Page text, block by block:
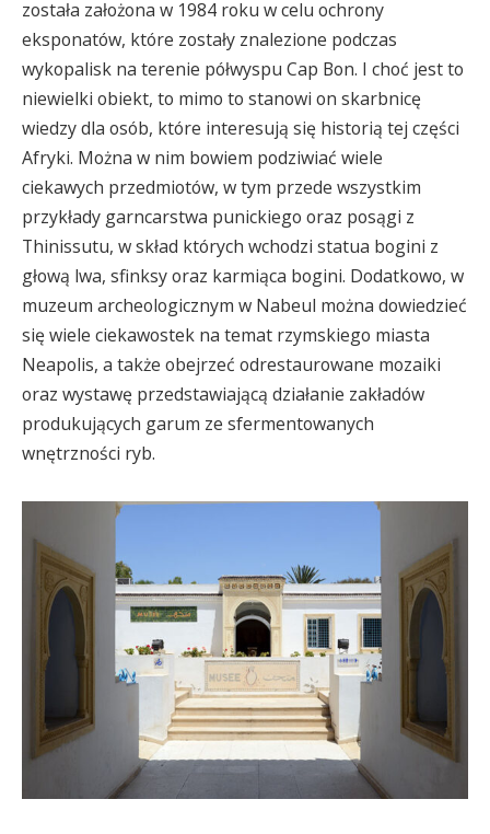
została założona w 1984 roku w celu ochrony
eksponatów, które zostały znalezione podczas
wykopalisk na terenie półwyspu Cap Bon. I choć jest to
niewielki obiekt, to mimo to stanowi on skarbnicę
wiedzy dla osób, które interesują się historią tej części
Afryki. Można w nim bowiem podziwiać wiele
ciekawych przedmiotów, w tym przede wszystkim
przykłady garncarstwa punickiego oraz posągi z
Thinissutu, w skład których wchodzi statua bogini z
głową lwa, sfinksy oraz karmiąca bogini. Dodatkowo, w
muzeum archeologicznym w Nabeul można dowiedzieć
się wiele ciekawostek na temat rzymskiego miasta
Neapolis, a także obejrzeć odrestaurowane mozaiki
oraz wystawę przedstawiającą działanie zakładów
produkujących garum ze sfermentowanych
wnętrzności ryb.